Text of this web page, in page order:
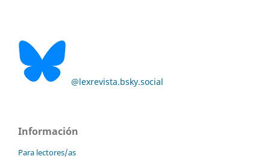
@lexrevista.bsky.social
Información
Para lectores/as